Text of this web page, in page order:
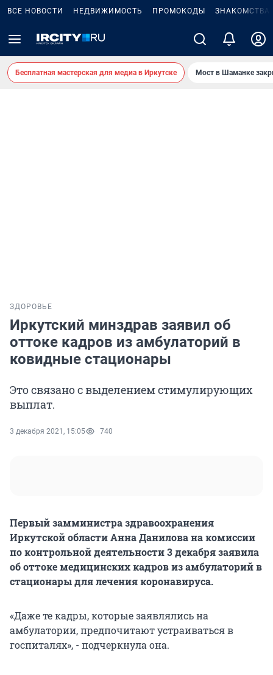
ВСЕ НОВОСТИ НЕДВИЖИМОСТЬ ПРОМОКОДЫ ЗНАКОМСТВА
Бесплатная мастерская для медиа в Иркутске Мост в Шаманке
ЗДОРОВЬЕ
Иркутский минздрав заявил об
оттоке кадров из амбулаторий в
ковидные стационары
Это связано с выделением стимулирующих
выплат.
3 декабря 2021, 15:05 740
Первый замминистра здравоохранения
Иркутской области Анна Данилова на комиссии
по контрольной деятельности 3 декабря заявила
об оттоке медицинских кадров из амбулаторий в
стационары для лечения коронавируса.
«Даже те кадры, которые заявлялись на
амбулатории, предпочитают устраиваться в
госпиталях», - подчеркнула она.